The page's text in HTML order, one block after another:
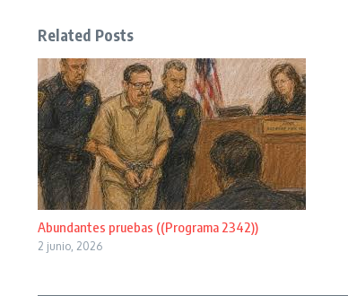
Related Posts
Abundantes pruebas ((Programa 2342))
2 junio, 2026